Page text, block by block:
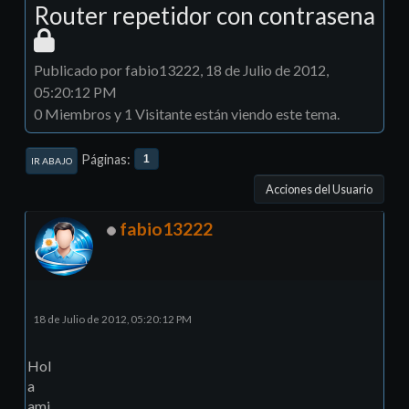
Router repetidor con contrasena
Publicado por fabio13222, 18 de Julio de 2012,
05:20:12 PM
0 Miembros y 1 Visitante están viendo este tema.
IR ABAJO Páginas 1
Acciones del Usuario
fabio13222
18 de Julio de 2012, 05:20:12 PM
Hol
a
ami